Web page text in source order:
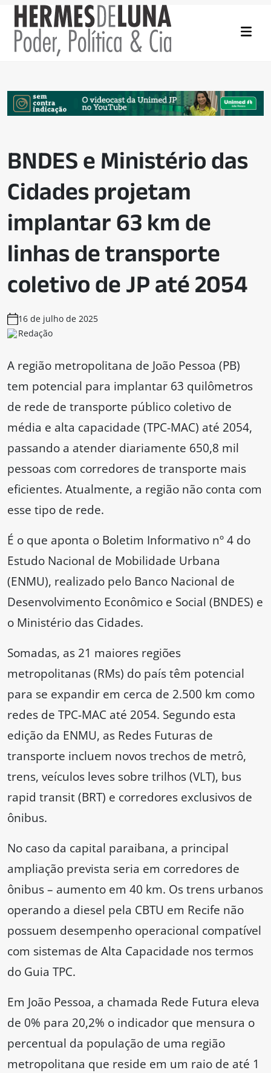
BNDES e Ministério das
Cidades projetam
implantar 63 km de
linhas de transporte
coletivo de JP até 2054
16 de julho de 2025
Redação
A região metropolitana de João Pessoa (PB)
tem potencial para implantar 63 quilômetros
de rede de transporte público coletivo de
média e alta capacidade (TPC-MAC) até 2054,
passando a atender diariamente 650,8 mil
pessoas com corredores de transporte mais
eficientes. Atualmente, a região não conta com
esse tipo de rede.
É o que aponta o Boletim Informativo nº 4 do
Estudo Nacional de Mobilidade Urbana
(ENMU), realizado pelo Banco Nacional de
Desenvolvimento Econômico e Social (BNDES) e
o Ministério das Cidades.
Somadas, as 21 maiores regiões
metropolitanas (RMs) do país têm potencial
para se expandir em cerca de 2.500 km como
redes de TPC-MAC até 2054. Segundo esta
edição da ENMU, as Redes Futuras de
transporte incluem novos trechos de metrô,
trens, veículos leves sobre trilhos (VLT), bus
rapid transit (BRT) e corredores exclusivos de
ônibus.
No caso da capital paraibana, a principal
ampliação prevista seria em corredores de
ônibus – aumento em 40 km. Os trens urbanos
operando a diesel pela CBTU em Recife não
possuem desempenho operacional compatível
com sistemas de Alta Capacidade nos termos
do Guia TPC.
Em João Pessoa, a chamada Rede Futura eleva
de 0% para 20,2% o indicador que mensura o
percentual da população de uma região
metropolitana que reside em um raio de até 1